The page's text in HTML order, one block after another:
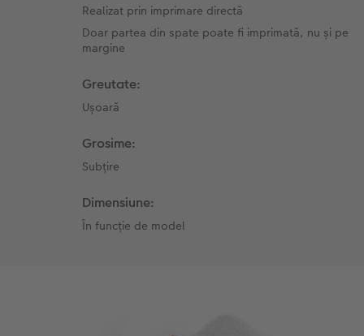
Realizat prin imprimare directă
Doar partea din spate poate fi imprimată, nu și pe
margine
Greutate:
Ușoară
Grosime:
Subțire
Dimensiune:
În funcție de model